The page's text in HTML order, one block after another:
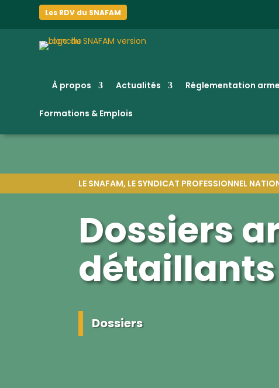
Les RDV du SNAFAM
À propos Actualités Réglementation
Formations & Emplois
LE SNAFAM, LE SYNDICAT PROFESSIONNEL
Dossiers
détaillants
Dossiers